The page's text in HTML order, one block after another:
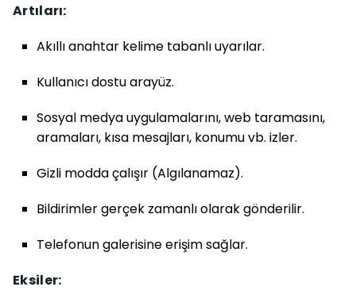
Artıları:
Akıllı anahtar kelime tabanlı uyarılar.
Kullanıcı dostu arayüz.
Sosyal medya uygulamalarını, web taramasını,
aramaları, kısa mesajları, konumu vb. izler.
Gizli modda çalışır (Algılanamaz).
Bildirimler gerçek zamanlı olarak gönderilir.
Telefonun galerisine erişim sağlar.
Eksiler: